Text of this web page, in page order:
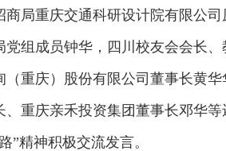
商局重庆交通科研设计院有限公
党组成员钟华，四川校友会会长
（重庆）股份有限公司董事长黄
、重庆亲禾投资集团董事长邓华
”精神积极交流发言。